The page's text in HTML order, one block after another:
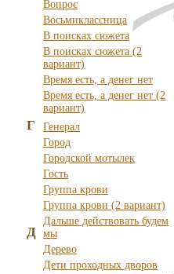
Вопрос
Восьмиклассница
В поисках сюжета
В поисках сюжета (2
вариант)
Время есть, а денег нет
Время есть, а денег нет (2
вариант)
Г
Генерал
Город
Городской мотылек
Гость
Группа крови
Группа крови (2 вариант)
Д
Дальше действовать будем
мы
Дерево
Дети проходных дворов